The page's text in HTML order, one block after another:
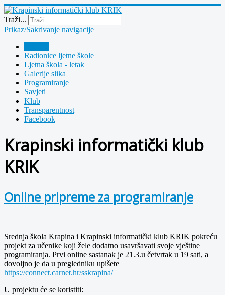
Traži...
Prikaz/Sakrivanje navigacije
Radionice ljetne škole
Ljetna škola - letak
Galerije slika
Programiranje
Savjeti
Klub
Transparentnost
Facebook
Krapinski informatički klub
KRIK
Online pripreme za programiranje
Srednja škola Krapina i Krapinski informatički klub KRIK pokreću
projekt za učenike koji žele dodatno usavršavati svoje vještine
programiranja. Prvi online sastanak je 21.3.u četvrtak u 19 sati, a
dovoljno je da u pregledniku upišete
https://connect.carnet.hr/sskrapina/
U projektu će se koristiti:
Year
Month
Year
Month